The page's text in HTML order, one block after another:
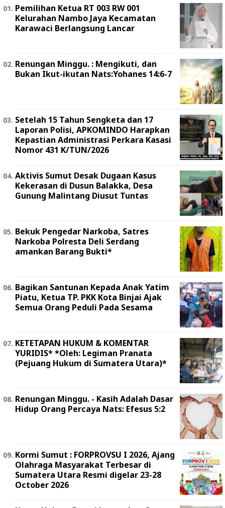
Pemilihan Ketua RT 003 RW 001
Kelurahan Nambo Jaya Kecamatan
Karawaci Berlangsung Lancar
Renungan Minggu. : Mengikuti, dan
Bukan Ikut-ikutan Nats:Yohanes 14:6-7
Setelah 15 Tahun Sengketa dan 17
Laporan Polisi, APKOMINDO Harapkan
Kepastian Administrasi Perkara Kasasi
Nomor 431 K/TUN/2026
Aktivis Sumut Desak Dugaan Kasus
Kekerasan di Dusun Balakka, Desa
Gunung Malintang Diusut Tuntas
Bekuk Pengedar Narkoba, Satres
Narkoba Polresta Deli Serdang
amankan Barang Bukti*
Bagikan Santunan Kepada Anak Yatim
Piatu, Ketua TP. PKK Kota Binjai Ajak
Semua Orang Peduli Pada Sesama
KETETAPAN HUKUM & KOMENTAR
YURIDIS* *Oleh: Legiman Pranata
(Pejuang Hukum di Sumatera Utara)*
Renungan Minggu. - Kasih Adalah Dasar
Hidup Orang Percaya Nats: Efesus 5:2
Kormi Sumut : FORPROVSU I 2026, Ajang
Olahraga Masyarakat Terbesar di
Sumatera Utara Resmi digelar 23-28
October 2026